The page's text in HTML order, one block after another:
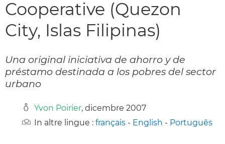
Cooperative (Quezon
City, Islas Filipinas)
Una original iniciativa de ahorro y de
préstamo destinada a los pobres del sector
urbano
Yvon Poirier, dicembre 2007
In altre lingue : français - English - Português